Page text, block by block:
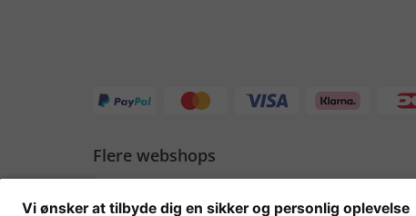
Flere webshops